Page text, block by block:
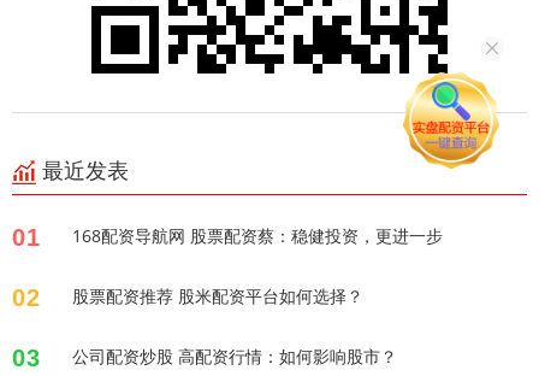
最近发表
01 168配资导航网 股票配资蔡：稳健投资，更进一步
02 股票配资推荐 股米配资平台如何选择？
03 公司配资炒股 高配资行情：如何影响股市？